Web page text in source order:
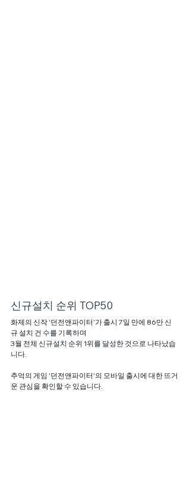
신규설치 순위 TOP50
화제의 신작 '던전앤파이터'가 출시 7일 만에 86만 신
규 설치 건 수를 기록하며
3월 전체 신규설치 순위 1위를 달성한 것으로 나타났습
니다.
추억의 게임 '던전앤파이터'의 모바일 출시에 대한 뜨거
운 관심을 확인할 수 있습니다.